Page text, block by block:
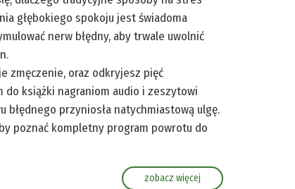
głębokiego spokoju jest świadoma
nerw błędny, aby trwale uwolnić
zmęczenie, oraz odkryjesz pięć
do książki nagraniom audio i zeszytowi
błędnego przyniosła natychmiastową ulgę.
poznać kompletny program powrotu do
zobacz więcej